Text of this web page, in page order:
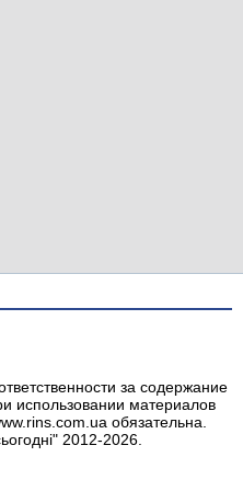
за содержание
использовании материалов
обязательна.
2012-2026.